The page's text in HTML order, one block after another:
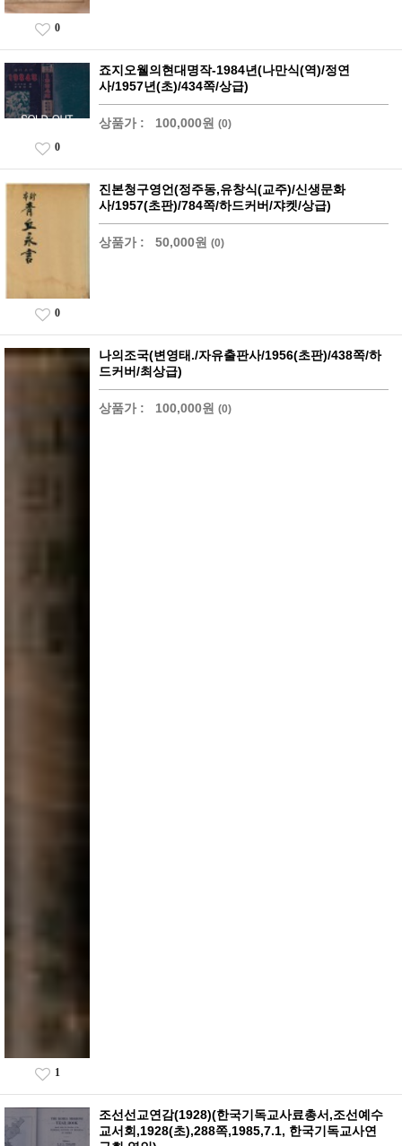
0
죠지오웰의현대명작-1984년(나만식(역)/정연
사/1957년(초)/434쪽/상급)
상품가 : 100,000원 (0)
0
진본청구영언(정주동,유창식(교주)/신생문화
사/1957(초판)/784쪽/하드커버/쟈켓/상급)
상품가 : 50,000원 (0)
0
나의조국(변영태./자유출판사/1956(초판)/438쪽/하
드커버/최상급)
상품가 : 100,000원 (0)
1
조선선교연감(1928)(한국기독교사료총서,조선예수
교서회,1928(초),288쪽,1985,7.1, 한국기독교사연